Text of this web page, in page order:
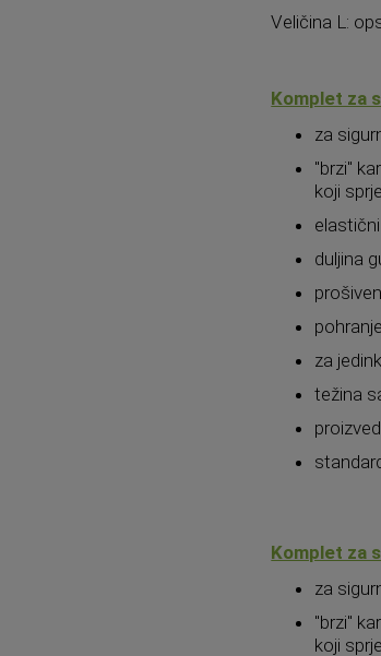
Veličina L:
Komplet za
za
"brzi"
koji
duljina
za
težina
Komplet za
za
"brzi"
koji